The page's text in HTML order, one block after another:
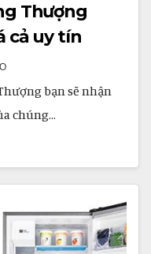
Thượng
cả uy tín
bạn sẽ nhận
chúng…